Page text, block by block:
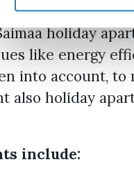
holiday
like energy
into account,
also holiday
include: